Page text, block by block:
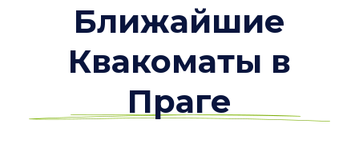
Ближайшие
Квакоматы в
Праге